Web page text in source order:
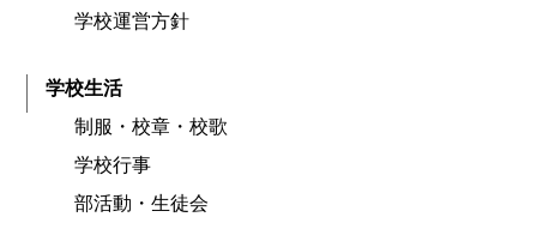
学校運営方針
学校生活
制服・校章・校歌
学校行事
部活動・生徒会